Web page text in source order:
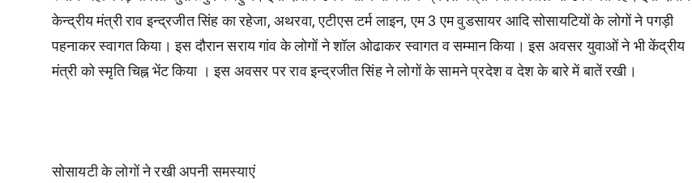
केन्द्रीय मंत्री राव इन्द्रजीत सिंह का रहेजा, अथरवा, एटीएस टर्म लाइन, एम 3 एम वुडसायर आदि सोसायटियों के लोगों ने पगड़ी
पहनाकर स्वागत किया। इस दौरान सराय गांव के लोगों ने शॉल ओढाकर स्वागत व सम्मान किया। इस अवसर युवाओं ने भी केंद्रीय
मंत्री को स्मृति चिह्न भेंट किया । इस अवसर पर राव इन्द्रजीत सिंह ने लोगों के सामने प्रदेश व देश के बारे में बातें रखी।
सोसायटी के लोगों ने रखी अपनी समस्याएं